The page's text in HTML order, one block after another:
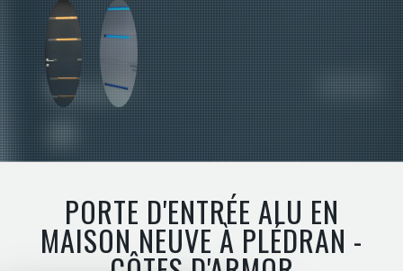
PORTE D'ENTRÉE ALU EN
MAISON NEUVE À PLÉDRAN -